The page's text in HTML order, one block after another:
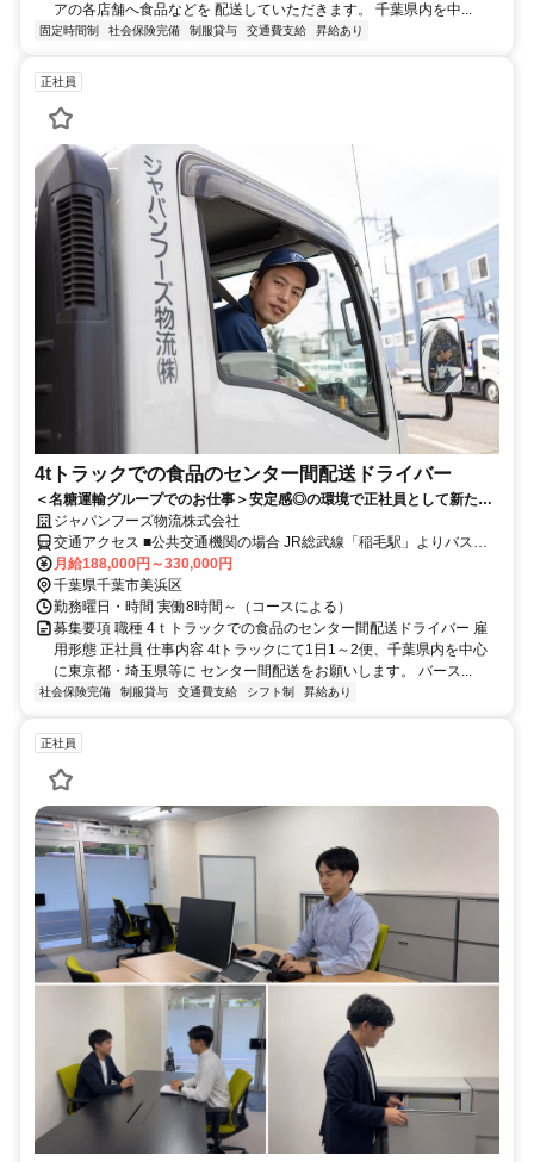
アの各店舗へ食品などを 配送していただきます。 千葉県内を中...
固定時間制 社会保険完備 制服貸与 交通費支給 昇給あり
正社員
4tトラックでの食品のセンター間配送ドライバー
＜名糖運輸グループでのお仕事＞安定感◎の環境で正社員として新たな
一歩を踏み出しましょう！
ジャパンフーズ物流株式会社
交通アクセス ■公共交通機関の場合 JR総武線「稲毛駅」よりバス乗
車、「団地東」バス停下車徒歩8分 JR京葉線「稲毛海岸駅」よりバス
乗車、「団地東」バス停下車徒歩8分 ■マイカー・バイク通勤の場合
千葉市稲毛区市街地（区役所）から車で8分 千葉市美浜区市街地（区
役所）から車で11分 千葉市中央区市街地（県庁）から車で14分 千葉
市花見川区市街地（区役所）から車で18分
月給188,000円～330,000円
千葉県千葉市美浜区
勤務曜日・時間 実働8時間～（コースによる）
募集要項 職種 4ｔトラックでの食品のセンター間配送ドライバー 雇
用形態 正社員 仕事内容 4tトラックにて1日1～2便、千葉県内を中心
に東京都・埼玉県等に センター間配送をお願いします。 バース...
社会保険完備 制服貸与 交通費支給 シフト制 昇給あり
正社員